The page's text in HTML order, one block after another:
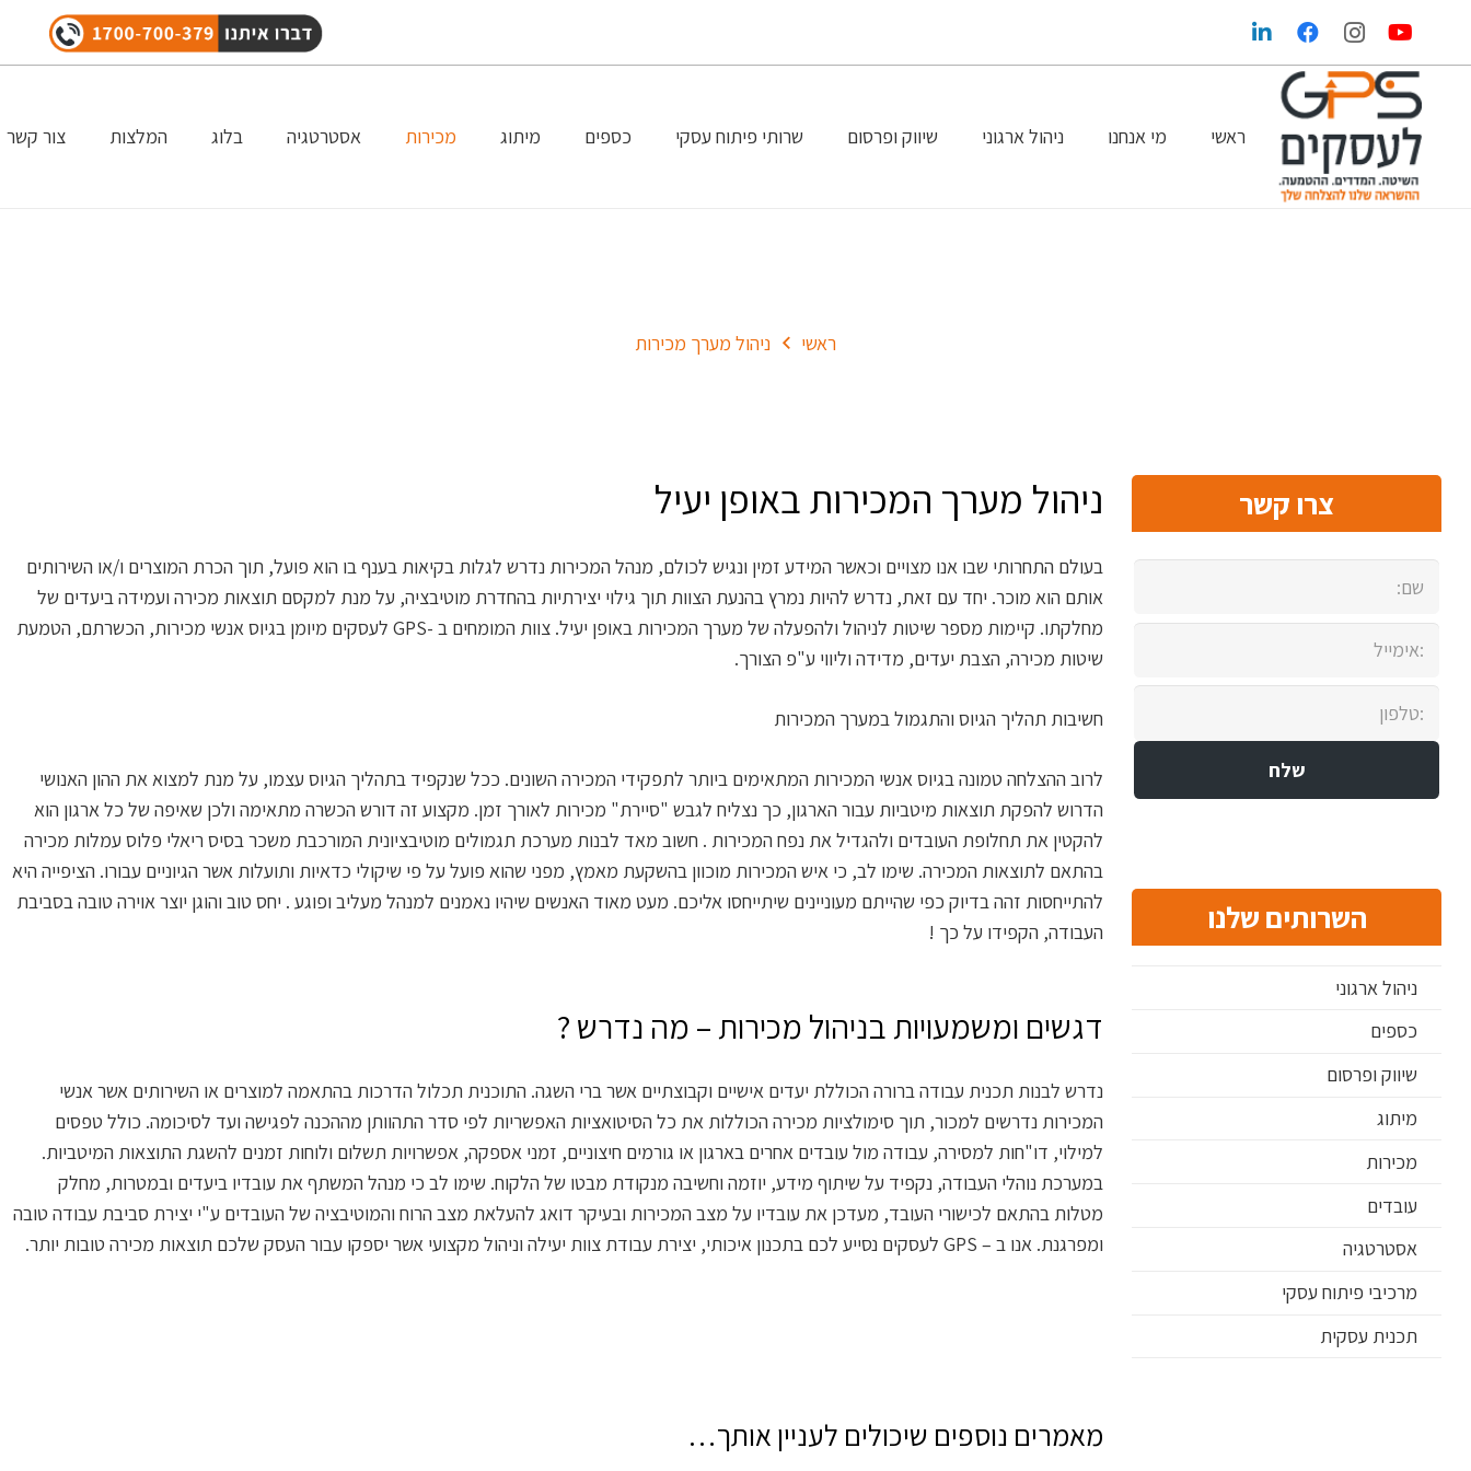
ראשי מי אנחנו ניהול ארגוני שיווק ופרסום שרותי פיתוח עסקי כספים מיתוג מכירות אסטרטגיה בלוג המלצות צור קשר
ראשי ניהול מערך מכירות
ניהול מערך המכירות באופן יעיל
בעולם התחרותי שבו אנו מצויים וכאשר המידע זמין ונגיש לכולם, מנהל המכירות נדרש לגלות בקיאות בענף בו הוא פועל, תוך הכרת המוצרים ו/או השירותים
אותם הוא מוכר. יחד עם זאת, נדרש להיות נמרץ בהנעת הצוות תוך גילוי יצירתיות בהחדרת מוטיבציה, על מנת למקסם תוצאות מכירה ועמידה ביעדים של
מחלקתו. קיימות מספר שיטות לניהול ולהפעלה של מערך המכירות באופן יעיל. צוות המומחים ב -GPS לעסקים מיומן בגיוס אנשי מכירות, הכשרתם, הטמעת
שיטות מכירה, הצבת יעדים, מדידה וליווי ע"פ הצורך.
חשיבות תהליך הגיוס והתגמול במערך המכירות
לרוב ההצלחה טמונה בגיוס אנשי המכירות המתאימים ביותר לתפקידי המכירה השונים. ככל שנקפיד בתהליך הגיוס עצמו, על מנת למצוא את ההון האנושי
הדרוש להפקת תוצאות מיטביות עבור הארגון, כך נצליח לגבש "סיירת" מכירות לאורך זמן. מקצוע זה דורש הכשרה מתאימה ולכן שאיפה של כל ארגון הוא
להקטין את תחלופת העובדים ולהגדיל את נפח המכירות . חשוב מאד לבנות מערכת תגמולים מוטיבציונית המורכבת משכר בסיס ריאלי פלוס עמלות מכירה
בהתאם לתוצאות המכירה. שימו לב, כי איש המכירות מוכוון בהשקעת מאמץ, מפני שהוא פועל על פי שיקולי כדאיות ותועלות אשר הגיוניים עבורו. הציפייה היא
להתייחסות זהה בדיוק כפי שהייתם מעוניינים שיתייחסו אליכם. מעט מאוד האנשים שיהיו נאמנים למנהל מעליב ופוגע . יחס טוב והוגן יוצר אוירה טובה בסביבת
העבודה, הקפידו על כך !
דגשים ומשמעויות בניהול מכירות – מה נדרש ?
נדרש לבנות תכנית עבודה ברורה הכוללת יעדים אישיים וקבוצתיים אשר ברי השגה. התוכנית תכלול הדרכות בהתאמה למוצרים או השירותים אשר אנשי
המכירות נדרשים למכור, תוך סימולציות מכירה הכוללות את כל הסיטואציות האפשריות לפי סדר התהוותן מההכנה לפגישה ועד לסיכומה. כולל טפסים
למילוי, דו"חות למסירה, עבודה מול עובדים אחרים בארגון או גורמים חיצוניים, זמני אספקה, אפשרויות תשלום ולוחות זמנים להשגת התוצאות המיטביות.
במערכת נוהלי העבודה, נקפיד על שיתוף מידע, יוזמה וחשיבה מנקודת מבטו של הלקוח. שימו לב כי מנהל המשתף את עובדיו ביעדים ובמטרות, מחלק
מטלות בהתאם לכישורי העובד, מעדכן את עובדיו על מצב המכירות ובעיקר דואג להעלאת מצב הרוח והמוטיבציה של העובדים ע"י יצירת סביבת עבודה טובה
ומפרגנת. אנו ב – GPS לעסקים נסייע לכם בתכנון איכותי, יצירת עבודת צוות יעילה וניהול מקצועי אשר יספקו עבור העסק שלכם תוצאות מכירה טובות יותר.
מאמרים נוספים שיכולים לעניין אותך…
צרו קשר
השרותים שלנו
ניהול ארגוני
כספים
שיווק ופרסום
מיתוג
מכירות
עובדים
אסטרטגיה
מרכיבי פיתוח עסקי
תכנית עסקית